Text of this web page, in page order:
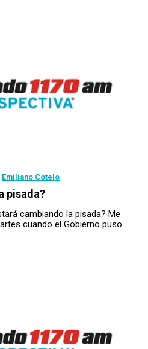
Emiliano Cotelo
pisada?
cambiando la pisada? Me
cuando el Gobierno puso